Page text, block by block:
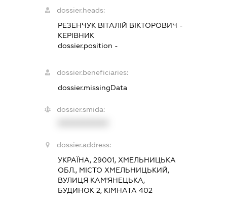
dossier.heads:
РЕЗЕНЧУК ВІТАЛІЙ ВІКТОРОВИЧ -
КЕРІВНИК
dossier.position -
dossier.beneficiaries:
dossier.missingData
dossier.smida:
dossier.address:
УКРАЇНА, 29001, ХМЕЛЬНИЦЬКА
ОБЛ., МІСТО ХМЕЛЬНИЦЬКИЙ,
ВУЛИЦЯ КАМ'ЯНЕЦЬКА,
БУДИНОК 2, КІМНАТА 402